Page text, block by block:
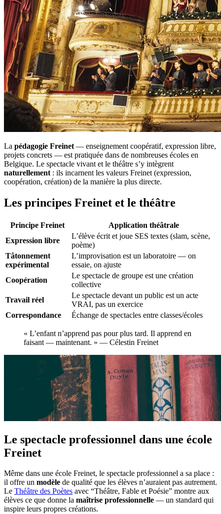
La pédagogie Freinet — enseignement coopératif, expression libre,
projets concrets — est pratiquée dans de nombreuses écoles en
Belgique. Le spectacle vivant et le théâtre s’y intègrent
naturellement : ils incarnent les valeurs Freinet (expression,
coopération, création) de la manière la plus directe.
Les principes Freinet et le théâtre
Principe Freinet
Application théâtrale
Expression libre
L’élève écrit et joue SES textes (slam, scène,
poème)
Tâtonnement
expérimental
L’improvisation est un laboratoire — on
essaie, on ajuste
Coopération
Le spectacle de groupe est une création
collective
Travail réel
Le spectacle devant un public est un acte
VRAI, pas un exercice
Correspondance
Échange de spectacles entre classes/écoles
« L’enfant n’apprend pas pour plus tard. Il apprend en
faisant — maintenant. » — Célestin Freinet
Le spectacle professionnel dans une école
Freinet
Même dans une école Freinet, le spectacle professionnel a sa place :
il offre un modèle de qualité que les élèves n’auraient pas autrement.
Le Théâtre des Poètes avec “Théâtre, Fable et Poésie” montre aux
élèves ce que donne la maîtrise professionnelle — un standard qui
inspire leurs propres créations.